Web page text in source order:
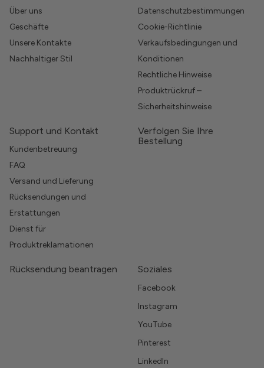
Über uns
Geschäfte
Unsere Kontakte
Nachhaltiger Stil
Datenschutzbestimmungen
Cookie-Richtlinie
Verkaufsbedingungen und
Konditionen
Rechtliche Hinweise
Produktrückruf –
Sicherheitshinweise
Support und Kontakt
Kundenbetreuung
FAQ
Versand und Lieferung
Rücksendungen und
Erstattungen
Dienst für
Produktreklamationen
Verfolgen Sie Ihre
Bestellung
Rücksendung beantragen Soziales
Facebook
Instagram
YouTube
Pinterest
LinkedIn